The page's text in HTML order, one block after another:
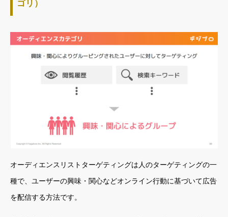
ゴリ）
オーディエンスリストターゲティングは人のターゲティングの一
種で、ユーザーの興味・関心などオンライン行動に基づいて広告
を配信する方法です。